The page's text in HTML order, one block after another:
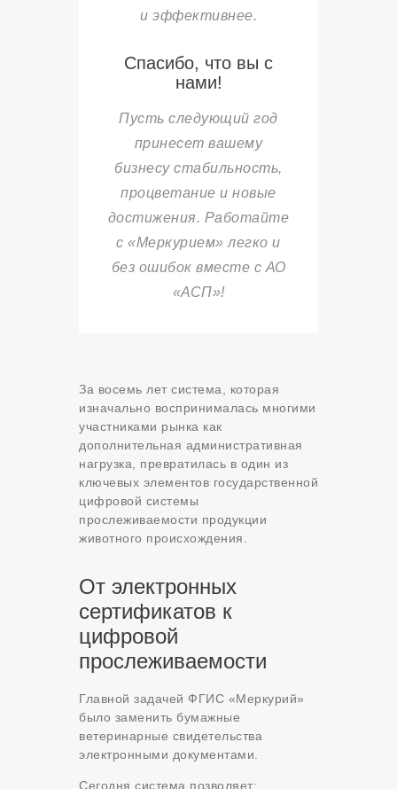
и эффективнее.
Спасибо, что вы с
нами!
Пусть следующий год
принесет вашему
бизнесу стабильность,
процветание и новые
достижения. Работайте
с «Меркурием» легко и
без ошибок вместе с АО
«АСП»!
За восемь лет система, которая
изначально воспринималась многими
участниками рынка как
дополнительная административная
нагрузка, превратилась в один из
ключевых элементов государственной
цифровой системы
прослеживаемости продукции
животного происхождения.
От электронных
сертификатов к
цифровой
прослеживаемости
Главной задачей ФГИС «Меркурий»
было заменить бумажные
ветеринарные свидетельства
электронными документами.
Сегодня система позволяет: